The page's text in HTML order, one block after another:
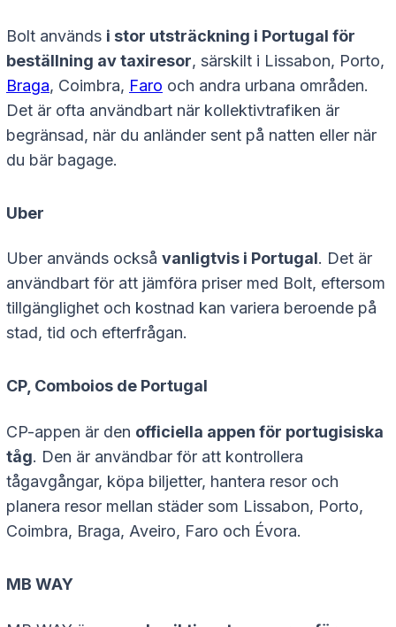
Bolt används i stor utsträckning i Portugal för
beställning av taxiresor, särskilt i Lissabon, Porto,
Braga, Coimbra, Faro och andra urbana områden.
Det är ofta användbart när kollektivtrafiken är
begränsad, när du anländer sent på natten eller när
du bär bagage.
Uber
Uber används också vanligtvis i Portugal. Det är
användbart för att jämföra priser med Bolt, eftersom
tillgänglighet och kostnad kan variera beroende på
stad, tid och efterfrågan.
CP, Comboios de Portugal
CP-appen är den officiella appen för portugisiska
tåg. Den är användbar för att kontrollera
tågavgångar, köpa biljetter, hantera resor och
planera resor mellan städer som Lissabon, Porto,
Coimbra, Braga, Aveiro, Faro och Évora.
MB WAY